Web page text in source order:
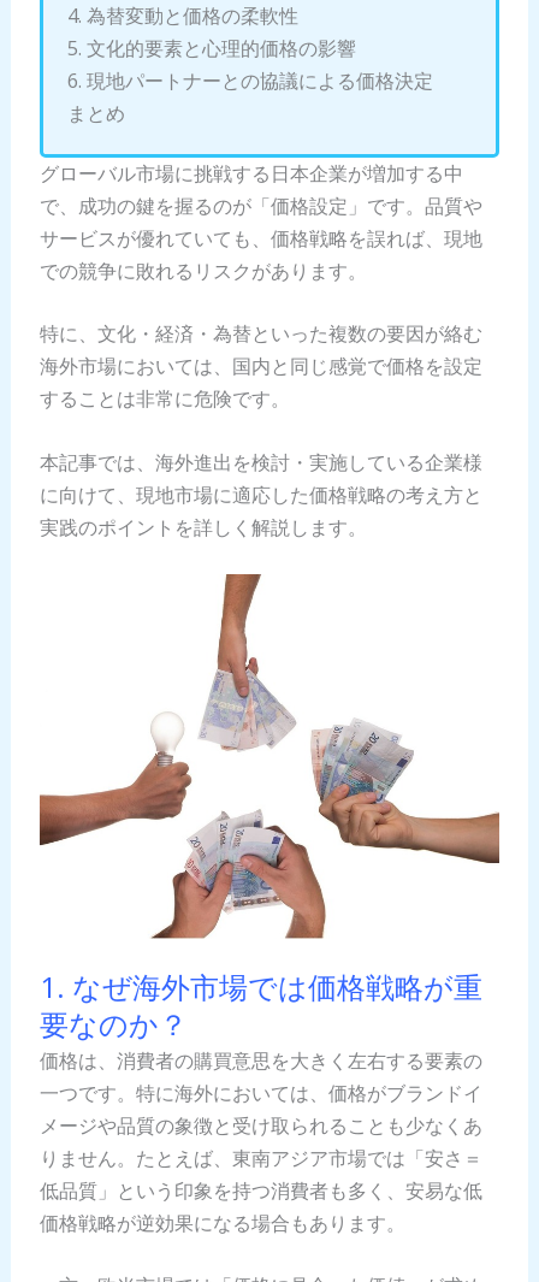
4. 為替変動と価格の柔軟性
5. 文化的要素と心理的価格の影響
6. 現地パートナーとの協議による価格決定
まとめ
グローバル市場に挑戦する日本企業が増加する中
で、成功の鍵を握るのが「価格設定」です。品質や
サービスが優れていても、価格戦略を誤れば、現地
での競争に敗れるリスクがあります。
特に、文化・経済・為替といった複数の要因が絡む
海外市場においては、国内と同じ感覚で価格を設定
することは非常に危険です。
本記事では、海外進出を検討・実施している企業様
に向けて、現地市場に適応した価格戦略の考え方と
実践のポイントを詳しく解説します。
1. なぜ海外市場では価格戦略が重
要なのか？
価格は、消費者の購買意思を大きく左右する要素の
一つです。特に海外においては、価格がブランドイ
メージや品質の象徴と受け取られることも少なくあ
りません。たとえば、東南アジア市場では「安さ＝
低品質」という印象を持つ消費者も多く、安易な低
価格戦略が逆効果になる場合もあります。